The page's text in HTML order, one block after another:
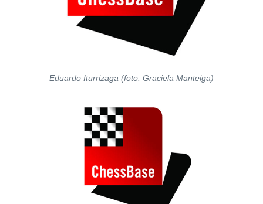
Eduardo Iturrizaga (foto: Graciela Manteiga)